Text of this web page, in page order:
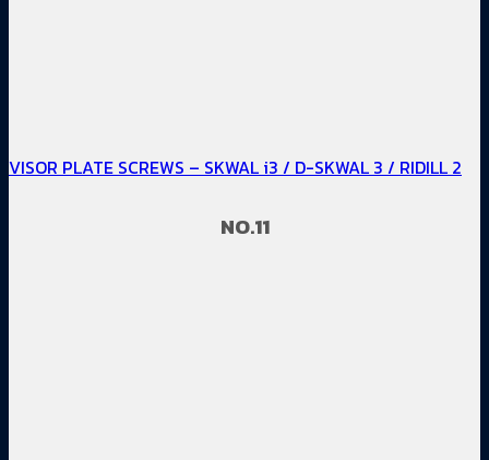
VISOR PLATE SCREWS – SKWAL i3 / D-SKWAL 3 / RIDILL 2
NO.11